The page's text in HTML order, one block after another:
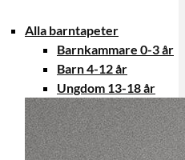
Alla barntapeter
Barnkammare 0-3 år
Barn 4-12 år
Ungdom 13-18 år